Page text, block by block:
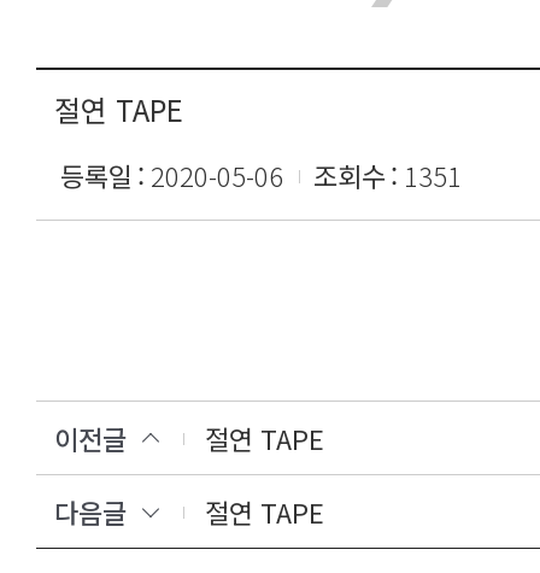
절연 TAPE
등록일 2020-05-06 조회수 1351
이전글
절연 TAPE
다음글
절연 TAPE